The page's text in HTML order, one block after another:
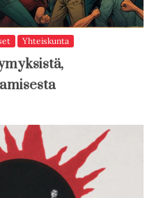
Yhteiskunta